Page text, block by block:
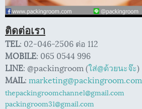
ติดต่อเรา
TEL: 02-046-2506 ต่อ 112
MOBILE: 065 0544 996
LINE: @packingroom (ใส่@ด้วยนะจ๊ะ)
MAIL: marketing@packingroom.com
thepackingroomchannel@gmail.com
packingroom31@gmail.com